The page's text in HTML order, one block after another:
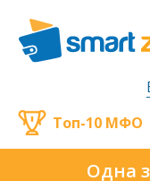
Одна
Топ-10 МФО